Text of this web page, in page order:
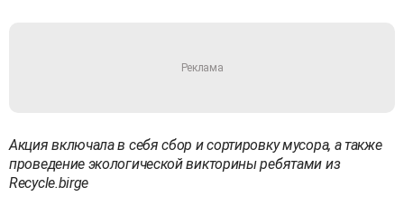
Акция включала в себя сбор и сортировку мусора, а также
проведение экологической викторины ребятами из
Recycle.birge